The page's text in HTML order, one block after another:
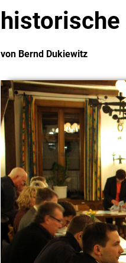
von Bernd Dukiewitz